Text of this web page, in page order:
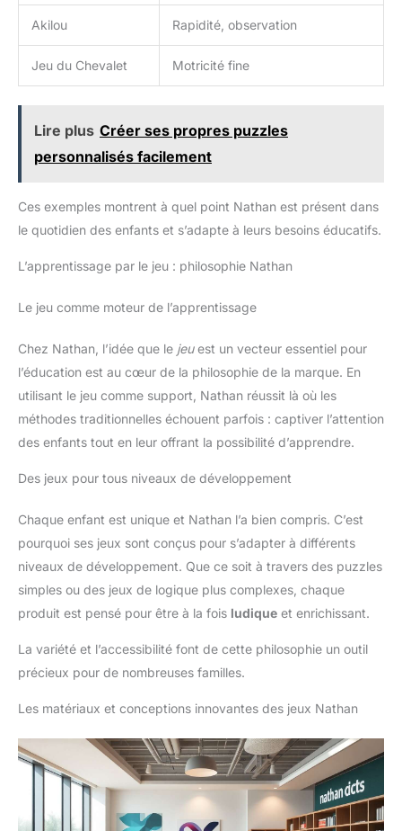
Akilou Rapidité, observation
Jeu du Chevalet Motricité fine
Lire plus Créer ses propres puzzles
personnalisés facilement
Ces exemples montrent à quel point Nathan est présent dans
le quotidien des enfants et s’adapte à leurs besoins éducatifs.
L’apprentissage par le jeu : philosophie Nathan
Le jeu comme moteur de l’apprentissage
Chez Nathan, l’idée que le jeuest un vecteur essentiel pour
l’éducation est au cœur de la philosophie de la marque. En
utilisant le jeu comme support, Nathan réussit là où les
méthodes traditionnelles échouent parfois : captiver l’attention
des enfants tout en leur offrant la possibilité d’apprendre.
Des jeux pour tous niveaux de développement
Chaque enfant est unique et Nathan l’a bien compris. C’est
pourquoi ses jeux sont conçus pour s’adapter à différents
niveaux de développement. Que ce soit à travers des puzzles
simples ou des jeux de logique plus complexes, chaque
produit est pensé pour être à la fois ludique et enrichissant.
La variété et l’accessibilité font de cette philosophie un outil
précieux pour de nombreuses familles.
Les matériaux et conceptions innovantes des jeux Nathan